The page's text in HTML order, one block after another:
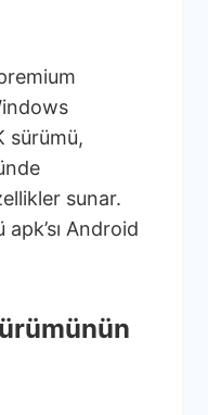
sürümü,
sunar.
Android